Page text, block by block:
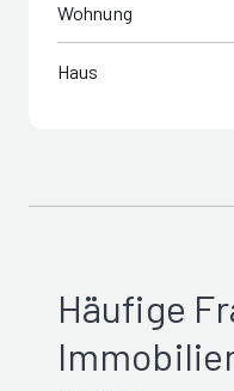
Wohnung
Haus
Häufige